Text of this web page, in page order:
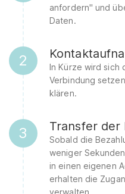
anfordern" und
Daten.
2
In Kürze wird sich
Verbindung
klären.
3 Transfer der
Sobald die
weniger
in einen eigenen
erhalten die
verwalten.